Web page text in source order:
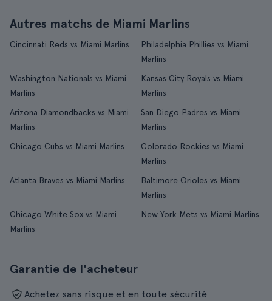
Autres matchs de Miami Marlins
Cincinnati Reds vs Miami Marlins
Philadelphia Phillies vs Miami
Marlins
Washington Nationals vs Miami
Marlins
Kansas City Royals vs Miami
Marlins
Arizona Diamondbacks vs Miami
Marlins
San Diego Padres vs Miami
Marlins
Chicago Cubs vs Miami Marlins
Colorado Rockies vs Miami
Marlins
Atlanta Braves vs Miami Marlins
Baltimore Orioles vs Miami
Marlins
Chicago White Sox vs Miami
Marlins
New York Mets vs Miami Marlins
Garantie de l'acheteur
Achetez sans risque et en toute sécurité